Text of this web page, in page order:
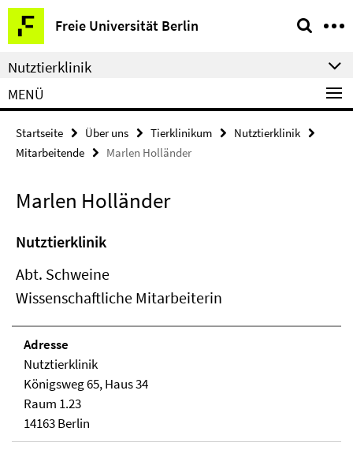
Springe
direkt
zu
Inhalt
Freie Universität Berlin
Service-
Navigation
Nutztierklinik
MENÜ
Startseite Über uns Tierklinikum
Nutztierklinik
Mitarbeitende
Marlen Holländer
Marlen Holländer
Nutztierklinik
Abt. Schweine
Wissenschaftliche Mitarbeiterin
Adresse
Nutztierklinik
Königsweg 65, Haus 34
Raum 1.23
14163 Berlin